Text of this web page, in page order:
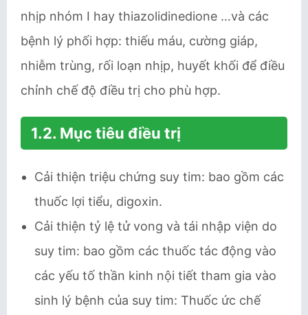
nhịp nhóm I hay thiazolidinedione …và các
bệnh lý phối hợp: thiếu máu, cường giáp,
nhiễm trùng, rối loạn nhịp, huyết khối để điều
chỉnh chế độ điều trị cho phù hợp.
1.2. Mục tiêu điều trị
Cải thiện triệu chứng suy tim: bao gồm các
thuốc lợi tiểu, digoxin.
Cải thiện tỷ lệ tử vong và tái nhập viện do
suy tim: bao gồm các thuốc tác động vào
các yếu tố thần kinh nội tiết tham gia vào
sinh lý bệnh của suy tim: Thuốc ức chế